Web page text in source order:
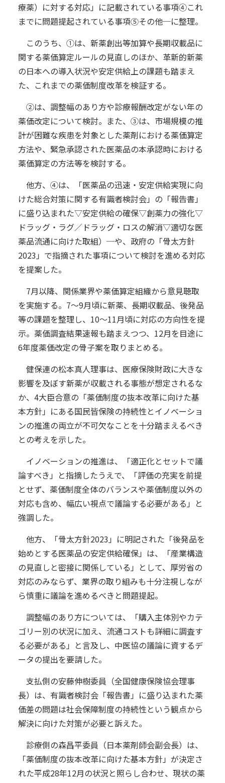
療薬）に対する対応」に記載されている事項④これ
までに問題提起されている事項⑤その他─に整理。
このうち、①は、新薬創出等加算や長期収載品に
関する薬価算定ルールの見直しのほか、革新的新薬
の日本への導入状況や安定供給上の課題も踏まえ
た、これまでの薬価制度改革を検証する。
②は、調整幅のあり方や診療報酬改定がない年の
薬価改定について検討。また、③は、市場規模の推
計が困難な疾患を対象とした薬剤における薬価算定
方法や、緊急承認された医薬品の本承認時における
薬価算定の方法等を検討する。
他方、④は、「医薬品の迅速・安定供給実現に向
けた総合対策に関する有識者検討会」の「報告書」
に盛り込まれた▽安定供給の確保▽創薬力の強化▽
ドラッグ・ラグ／ドラッグ・ロスの解消▽適切な医
薬品流通に向けた取組）─や、政府の「骨太方針
2023」で指摘された事項について検討を進める対応
を提案した。
7月以降、関係業界や薬価算定組織から意見聴取
を実施する。7～9月頃に新薬、長期収載品、後発品
等の課題を整理し、10～11月頃に対応の方向性を提
示。薬価調査結果速報も踏まえつつ、12月を目途に
6年度薬価改定の骨子案を取りまとめる。
健保連の松本真人理事は、医療保険財政に大きな
影響を及ぼす新薬が収載される事態が想定されるな
か、4大臣合意の「薬価制度の抜本改革に向けた基
本方針」にある国民皆保険の持続性とイノベーショ
ンの推進の両立が不可欠なことを十分踏まえるべき
との考えを示した。
イノベーションの推進は、「適正化とセットで議
論すべき」と指摘したうえで、「評価の充実を前提
とせず、薬価制度全体のバランスや薬価制度以外の
対応も含め、幅広い視点で議論する必要がある」と
強調した。
他方、「骨太方針2023」に明記された「後発品を
始めとする医薬品の安定供給確保」は、「産業構造
の見直しと密接に関係している」として、厚労省の
対応のみならず、業界の取り組みも十分注視しなが
ら慎重に議論を進めるべきと問題提起。
調整幅のあり方については、「購入主体別やカテ
ゴリー別の状況に加え、流通コストも詳細に調査す
る必要がある」と言及し、中医協の議論に資するデ
ータの提出を要請した。
支払側の安藤伸樹委員（全国健康保険協会理事
長）は、有識者検討会「報告書」に盛り込まれた薬
価差の問題は社会保障制度の持続性という観点から
解決に向けた対策が必要と訴えた。
診療側の森昌平委員（日本薬剤師会副会長）は、
「薬価制度の抜本改革に向けた基本方針」が決定さ
れた平成28年12月の状況と照らし合わせ、現状の薬